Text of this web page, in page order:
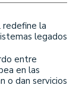
redefine la
legados
entre
en las
o dan servicios